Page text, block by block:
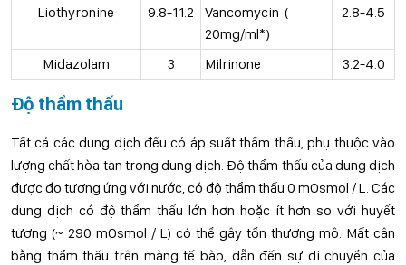
Liothyronine
9.8-11.2
Vancomycin (
20mg/ml*)
2.8-4.5
Midazolam 3 Milrinone 3.2-4.0
Độ thẩm thấu
Tất cả các dung dịch đều có áp suất thẩm thấu, phụ thuộc vào
lượng chất hòa tan trong dung dịch. Độ thẩm thấu của dung dịch
được đo tương ứng với nước, có độ thẩm thấu 0 mOsmol / L. Các
dung dịch có độ thẩm thấu lớn hơn hoặc ít hơn so với huyết
tương (~ 290 mOsmol / L) có thể gây tổn thương mô. Mất cân
bằng thẩm thấu trên màng tế bào, dẫn đến sự di chuyển của